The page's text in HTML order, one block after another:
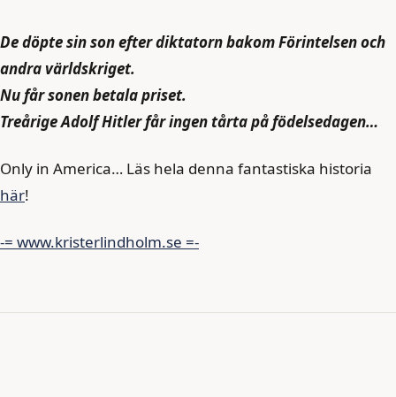
De döpte sin son efter diktatorn bakom Förintelsen och
andra världskriget.
Nu får sonen betala priset.
Treårige Adolf Hitler får ingen tårta på födelsedagen…
Only in America… Läs hela denna fantastiska historia
här!
-= www.kristerlindholm.se =-